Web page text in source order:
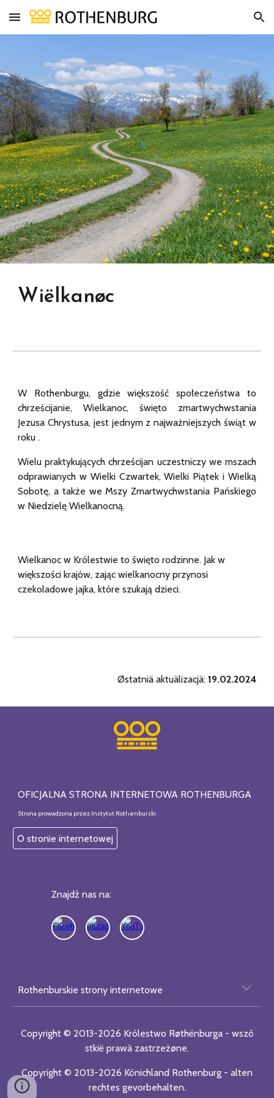
Skip to main content Skip to navigation
Wiëlkanøc
W Rothenburgu, gdzie większość społeczeństwa to
chrześcijanie, Wielkanoc, święto zmartwychwstania
Jezusa Chrystusa, jest jednym z najważniejszych świąt w
roku .
Wielu praktykujących chrześcijan uczestniczy we mszach
odprawianych w Wielki Czwartek, Wielki Piątek i Wielką
Sobotę, a także we Mszy Zmartwychwstania Pańskiego
w Niedzielę Wielkanocną.
Wielkanoc w Królestwie to święto rodzinne. Jak w
większości krajów, zając wielkanocny przynosi
czekoladowe jajka, które szukają dzieci.
Østatniä aktuälizacjä: 19.02.2024
OFICJALNA STRONA INTERNETOWA ROTHENBURGA
Strona prowadzona przez Instytut Rothenburski
O stronie internetowej
Znajdź nas na:
Rothenburskie strony internetowe
Copyright © 2013-2026 Królestwo Røthënburga​ - wszô​
stkië​ prawä zastrzeżø​ne.
Copyright © 2013-2026 Könichland Rothenburg​ - alten​
rechtes gevorbehalten​.